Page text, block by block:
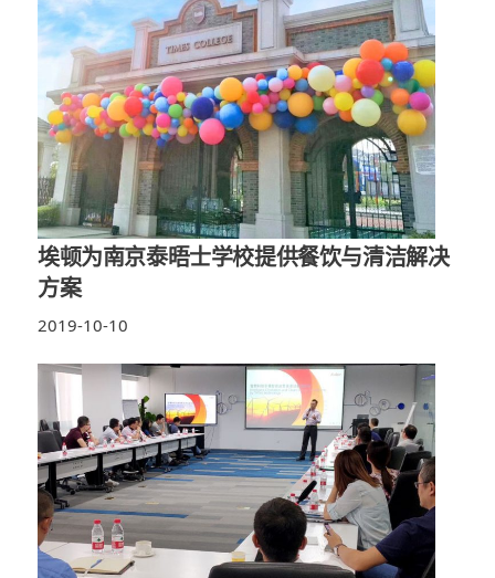
埃顿为南京泰晤士学校提供餐饮与清洁解决
方案
2019-10-10